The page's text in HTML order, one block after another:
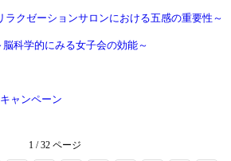
ラクゼーションサロンにおける五感の重要性～
科学的にみる女子会の効能～
ャンペーン
1 / 32 ページ